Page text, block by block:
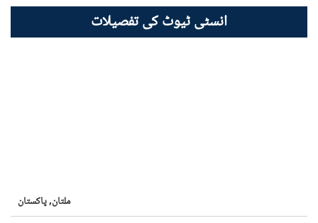
انسٹی ٹیوٹ کی تفصیلات
ملتان,پاکستان